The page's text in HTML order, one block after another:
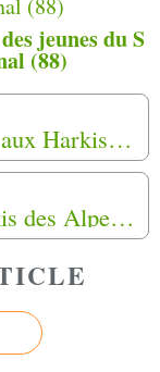
jeunes du S
(88)
Journée Nationale d'Hommage aux Harkis le 25 Septembre 2023 à Pertuis (84)
AFMA rejoint le collectif Harkis des Alpes Maritimes (06)